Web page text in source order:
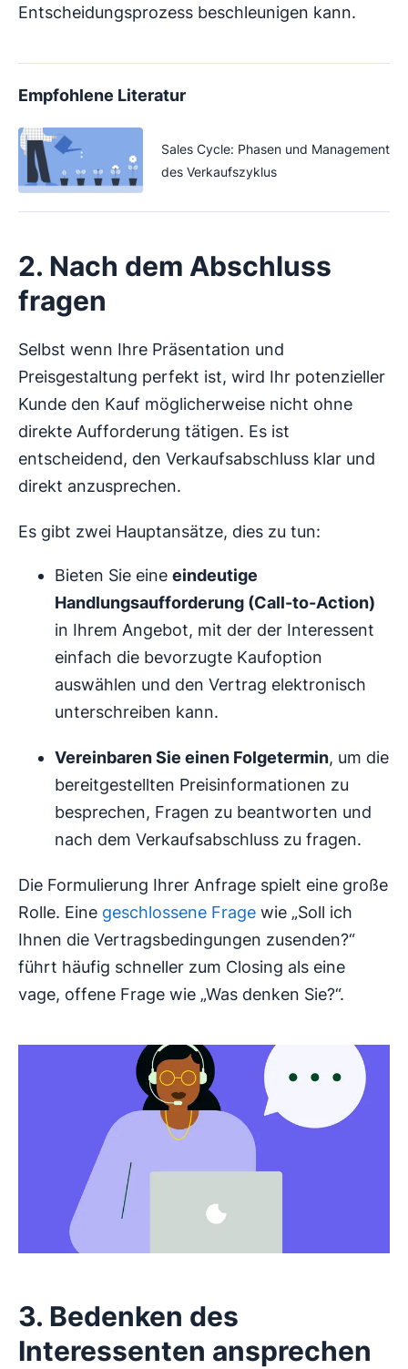
Entscheidungsprozess beschleunigen kann.
Empfohlene Literatur
Sales Cycle: Phasen und Management
des Verkaufszyklus
2. Nach dem Abschluss
fragen
Selbst wenn Ihre Präsentation und
Preisgestaltung perfekt ist, wird Ihr potenzieller
Kunde den Kauf möglicherweise nicht ohne
direkte Aufforderung tätigen. Es ist
entscheidend, den Verkaufsabschluss klar und
direkt anzusprechen.
Es gibt zwei Hauptansätze, dies zu tun:
Bieten Sie eine eindeutige
Handlungsaufforderung (Call-to-Action)
in Ihrem Angebot, mit der der Interessent
einfach die bevorzugte Kaufoption
auswählen und den Vertrag elektronisch
unterschreiben kann.
Vereinbaren Sie einen Folgetermin, um die
bereitgestellten Preisinformationen zu
besprechen, Fragen zu beantworten und
nach dem Verkaufsabschluss zu fragen.
Die Formulierung Ihrer Anfrage spielt eine große
Rolle. Eine geschlossene Frage wie „Soll ich
Ihnen die Vertragsbedingungen zusenden?“
führt häufig schneller zum Closing als eine
vage, offene Frage wie „Was denken Sie?“.
3. Bedenken des
Interessenten ansprechen